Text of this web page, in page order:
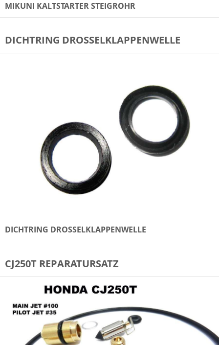
MIKUNI KALTSTARTER STEIGROHR
DICHTRING DROSSELKLAPPENWELLE
DICHTRING DROSSELKLAPPENWELLE
CJ250T REPARATURSATZ